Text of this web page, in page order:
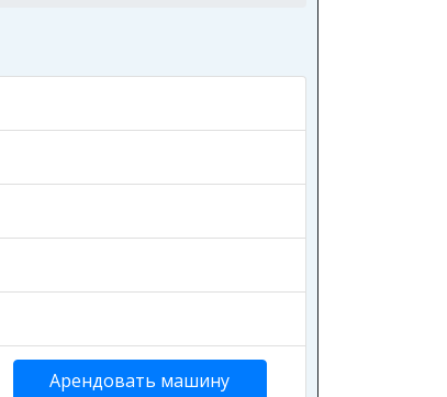
Арендовать машину